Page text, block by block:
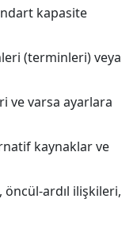
kapasite
(terminleri) veya
ve varsa ayarlara
kaynaklar ve
öncül-ardıl ilişkileri,